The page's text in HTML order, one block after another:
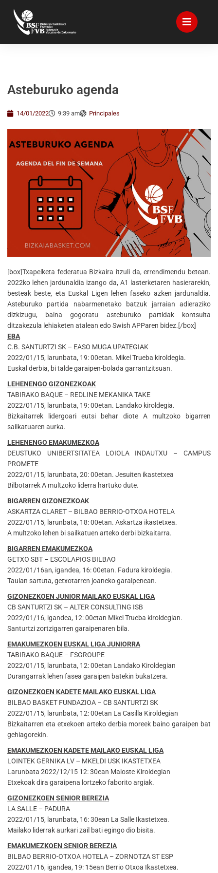
Asteburuko agenda
14/01/2022 9:39 am Principales
[box]Txapelketa federatua Bizkaira itzuli da, errendimendu betean.
2022ko lehen jardunaldia izango da, A1 lasterketaren hasierarekin,
besteak beste, eta Euskal Ligen lehen faseko azken jardunaldia.
Asteburuko partida nabarmenetako batzuk jarraian adieraziko
dizkizugu, baina gogoratu asteburuko partidak kontsulta
ditzakezula lehiaketen atalean edo Swish APParen bidez.[/box]
EBA
C.B. SANTURTZI SK – EASO MUGA UPATEGIAK
2022/01/15, larunbata, 19: 00etan. Mikel Trueba kiroldegia.
Euskal derbia, bi talde garaipen-bolada garrantzitsuan.
LEHENENGO GIZONEZKOAK
TABIRAKO BAQUE – REDLINE MEKANIKA TAKE
2022/01/15, larunbata, 19: 00etan. Landako kiroldegia.
Bizkaitarrek lidergoari eutsi behar diote A multzoko bigarren
sailkatuaren aurka.
LEHENENGO EMAKUMEZKOA
DEUSTUKO UNIBERTSITATEA LOIOLA INDAUTXU – CAMPUS
PROMETE
2022/01/15, larunbata, 20: 00etan. Jesuiten ikastetxea
Bilbotarrek A multzoko liderra hartuko dute.
BIGARREN GIZONEZKOAK
ASKARTZA CLARET – BILBAO BERRIO-OTXOA HOTELA
2022/01/15, larunbata, 18: 00etan. Askartza ikastetxea.
A multzoko lehen bi sailkatuen arteko derbi bizkaitarra.
BIGARREN EMAKUMEZKOA
GETXO SBT – ESCOLAPIOS BILBAO
2022/01/16an, igandea, 16: 00etan. Fadura kiroldegia.
Taulan sartuta, getxotarren joaneko garaipenean.
GIZONEZKOEN JUNIOR MAILAKO EUSKAL LIGA
CB SANTURTZI SK – ALTER CONSULTING ISB
2022/01/16, igandea, 12: 00etan Mikel Trueba kiroldegian.
Santurtzi zortzigarren garaipenaren bila.
EMAKUMEZKOEN EUSKAL LIGA JUNIORRA
TABIRAKO BAQUE – FSGROUPE
2022/01/15, larunbata, 12: 00etan Landako Kiroldegian
Durangarrak lehen fasea garaipen batekin bukatzera.
GIZONEZKOEN KADETE MAILAKO EUSKAL LIGA
BILBAO BASKET FUNDAZIOA – CB SANTURTZI SK
2022/01/15, larunbata, 12: 00etan La Casilla Kiroldegian
Bizkaitarren eta etxekoen arteko derbia moreek baino garaipen bat
gehiagorekin.
EMAKUMEZKOEN KADETE MAILAKO EUSKAL LIGA
LOINTEK GERNIKA LV – MKELDI USK IKASTETXEA
Larunbata 2022/12/15 12: 30ean Maloste Kiroldegian
Etxekoak dira garaipena lortzeko faborito argiak.
GIZONEZKOEN SENIOR BEREZIA
LA SALLE – PADURA
2022/01/15, larunbata, 16: 30ean La Salle Ikastetxea.
Mailako liderrak aurkari zail bati egingo dio bisita.
EMAKUMEZKOEN SENIOR BEREZIA
BILBAO BERRIO-OTXOA HOTELA – ZORNOTZA ST ESP
2022/01/16, igandea, 19: 15ean Berrio Otxoa Ikastetxea.